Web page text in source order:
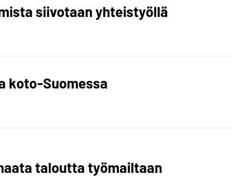
siivotaan yhteistyöllä
koto-Suomessa
taloutta työmailtaan